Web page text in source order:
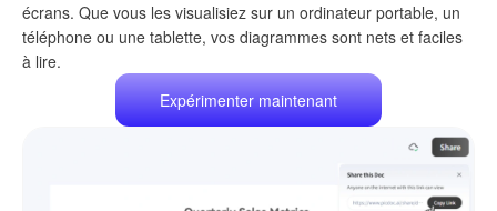
écrans. Que vous les visualisiez sur un ordinateur portable, un
téléphone ou une tablette, vos diagrammes sont nets et faciles
à lire.
Expérimenter maintenant